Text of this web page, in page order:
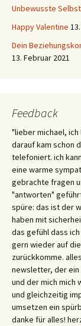
Unbewusste
Happy Valentine
Dein
13. Februar 2021
Feedback
"lieber michael,
darauf kam schon
telefoniert. ich
eine warme
gebrachte fragen
"antworten"
spüre: das ist der
haben mit
das gefühl dass
gern wieder auf
zurückkomme.
newsletter, der
und der mich mich
und gleichzeitig
umsetzen ein
danke für alles!